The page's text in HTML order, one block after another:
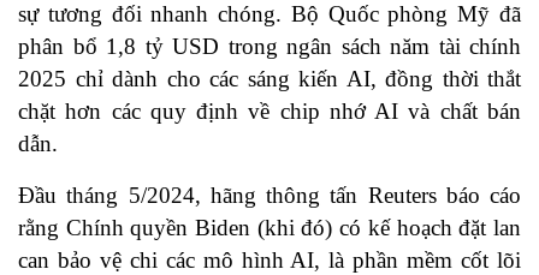
sự tương đối nhanh chóng. Bộ Quốc phòng Mỹ đã
phân bổ 1,8 tỷ USD trong ngân sách năm tài chính
2025 chỉ dành cho các sáng kiến AI, đồng thời thắt
chặt hơn các quy định về chip nhớ AI và chất bán
dẫn.
Đầu tháng 5/2024, hãng thông tấn Reuters báo cáo
rằng Chính quyền Biden (khi đó) có kế hoạch đặt lan
can bảo vệ chi các mô hình AI, là phần mềm cốt lõi